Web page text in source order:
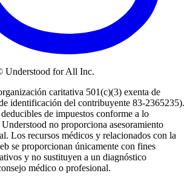
Understood for All Inc.
caritativa 501(c)(3) exenta de
identificación del contribuyente 83-2365235).
de impuestos conforme a lo
no proporciona asesoramiento
Los recursos médicos y relacionados con la
se proporcionan únicamente con fines
y no sustituyen a un diagnóstico
médico o profesional.